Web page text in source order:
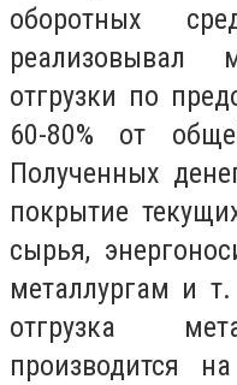
оборотных
реализовывал
отгрузки по
60-80% от
Полученных
покрытие
сырья,
металлургам и
отгрузка
производится